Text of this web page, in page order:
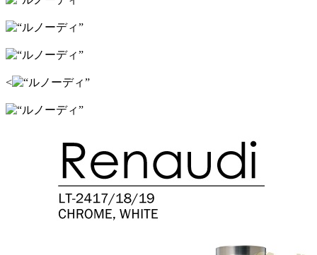
<